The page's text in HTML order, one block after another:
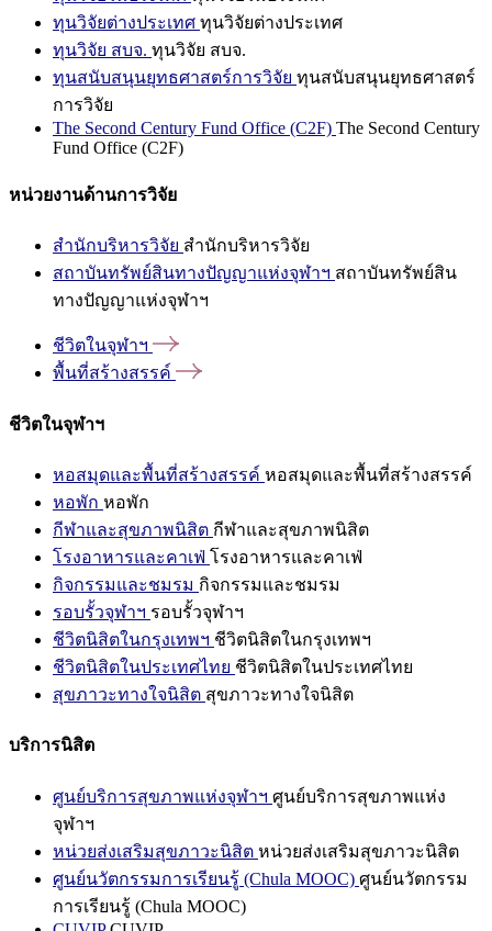
ทุนวิจัยต่างประเทศ ทุนวิจัยต่างประเทศ
ทุนวิจัย สบจ. ทุนวิจัย สบจ.
ทุนสนับสนุนยุทธศาสตร์การวิจัย ทุนสนับสนุนยุทธศาสตร์
การวิจัย
The Second Century Fund Office (C2F) The Second Century
Fund Office (C2F)
หน่วยงานด้านการวิจัย
สำนักบริหารวิจัย สำนักบริหารวิจัย
สถาบันทรัพย์สินทางปัญญาแห่งจุฬาฯ สถาบันทรัพย์สิน
ทางปัญญาแห่งจุฬาฯ
ชีวิตในจุฬาฯ
พื้นที่สร้างสรรค์
ชีวิตในจุฬาฯ
หอสมุดและพื้นที่สร้างสรรค์ หอสมุดและพื้นที่สร้างสรรค์
หอพัก หอพัก
กีฬาและสุขภาพนิสิต กีฬาและสุขภาพนิสิต
โรงอาหารและคาเฟ่ โรงอาหารและคาเฟ่
กิจกรรมและชมรม กิจกรรมและชมรม
รอบรั้วจุฬาฯ รอบรั้วจุฬาฯ
ชีวิตนิสิตในกรุงเทพฯ ชีวิตนิสิตในกรุงเทพฯ
ชีวิตนิสิตในประเทศไทย ชีวิตนิสิตในประเทศไทย
สุขภาวะทางใจนิสิต สุขภาวะทางใจนิสิต
บริการนิสิต
ศูนย์บริการสุขภาพแห่งจุฬาฯ ศูนย์บริการสุขภาพแห่ง
จุฬาฯ
หน่วยส่งเสริมสุขภาวะนิสิต หน่วยส่งเสริมสุขภาวะนิสิต
ศูนย์นวัตกรรมการเรียนรู้ (Chula MOOC) ศูนย์นวัตกรรม
การเรียนรู้ (Chula MOOC)